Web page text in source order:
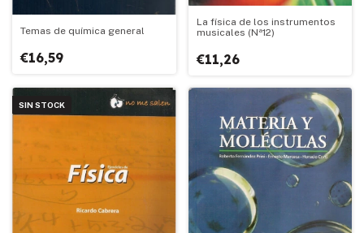
Temas de química general
€16,59
La física de los instrumentos
musicales (Nª12)
€11,26
SIN STOCK